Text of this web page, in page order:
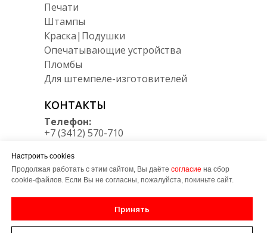
Телефон:
+7 (3412) 570-710
Печати
Штампы
Краска|Подушки
Опечатывающие устройства
Пломбы
Для штемпеле-изготовителей
КОНТАКТЫ
E-mail:
zakaz@LT-udm.ru
Мессенджеры:
Telegram/Max+7 950 164 34 30
Адрес:
Настроить cookies
Продолжая работать с этим сайтом, Вы даёте согласие на сбор
cookie-файлов. Если Вы не согласны, пожалуйста, покиньте сайт.
Принять